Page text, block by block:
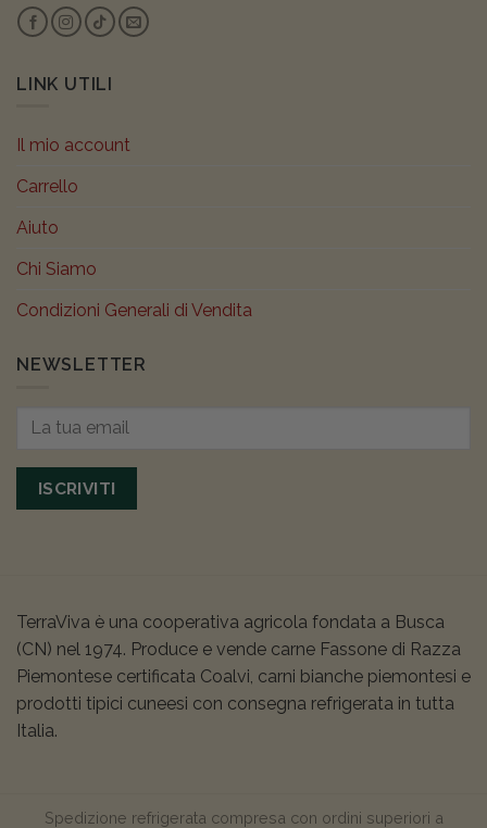
LINK UTILI
Il mio account
Carrello
Aiuto
Chi Siamo
Condizioni Generali di Vendita
NEWSLETTER
ISCRIVITI
TerraViva è una cooperativa agricola fondata a Busca
(CN) nel 1974. Produce e vende carne Fassone di Razza
Piemontese certificata Coalvi, carni bianche piemontesi e
prodotti tipici cuneesi con consegna refrigerata in tutta
Italia.
Spedizione refrigerata compresa con ordini superiori a